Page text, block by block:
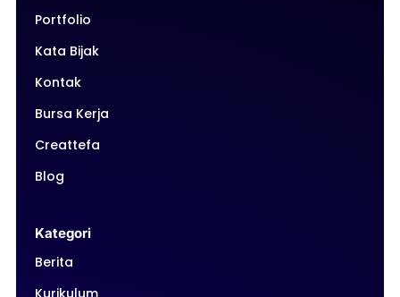
Portfolio
Kata Bijak
Kontak
Bursa Kerja
Creattefa
Blog
Kategori
Berita
Kurikulum